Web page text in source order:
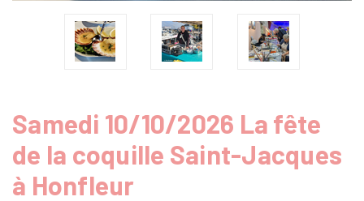
Samedi 10/10/2026 La fête
de la coquille Saint-Jacques
à Honfleur